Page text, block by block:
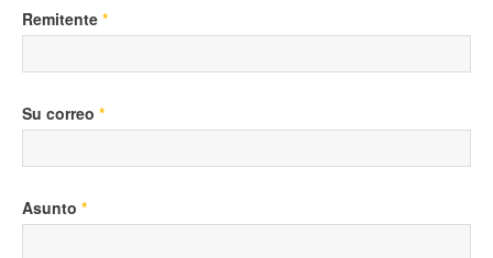
Remitente *
Su correo *
Asunto *